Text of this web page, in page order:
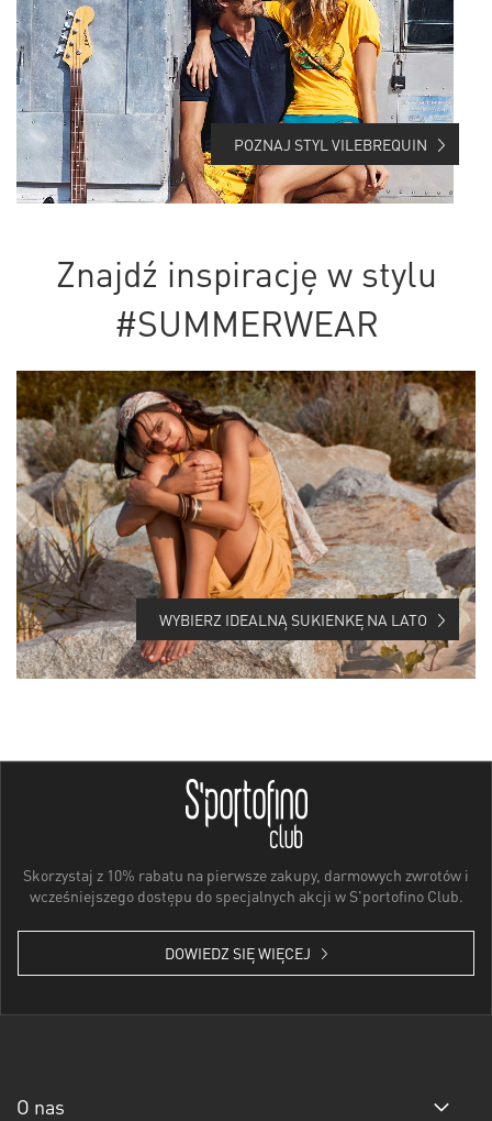
POZNAJ STYL VILEBREQUIN
Znajdź inspirację w stylu
#SUMMERWEAR
WYBIERZ IDEALNĄ SUKIENKĘ NA LATO
Skorzystaj z 10% rabatu na pierwsze zakupy, darmowych zwrotów i
wcześniejszego dostępu do specjalnych akcji w S'portofino Club.
DOWIEDZ SIĘ WIĘCEJ
O nas